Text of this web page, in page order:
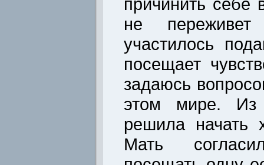
не
участилось
посещает
задаюсь
этом мире.
решила начать
Мать